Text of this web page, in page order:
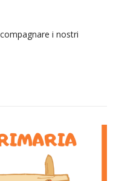
i nostri